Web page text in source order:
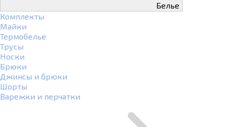
Белье
Комплекты
Майки
Термобелье
Трусы
Носки
Брюки
Джинсы и брюки
Шорты
Варежки и перчатки